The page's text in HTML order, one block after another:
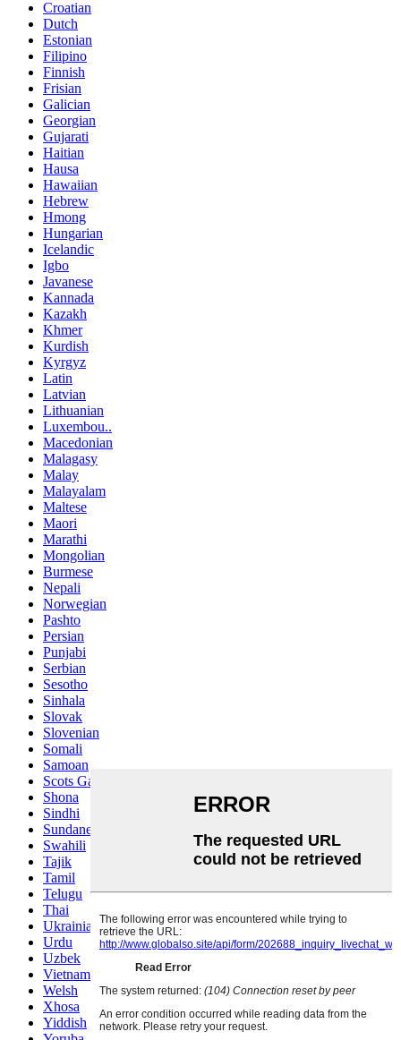
Croatian
Dutch
Estonian
Filipino
Finnish
Frisian
Galician
Georgian
Gujarati
Haitian
Hausa
Hawaiian
Hebrew
Hmong
Hungarian
Icelandic
Igbo
Javanese
Kannada
Kazakh
Khmer
Kurdish
Kyrgyz
Latin
Latvian
Lithuanian
Luxembou..
Macedonian
Malagasy
Malay
Malayalam
Maltese
Maori
Marathi
Mongolian
Burmese
Nepali
Norwegian
Pashto
Persian
Punjabi
Serbian
Sesotho
Sinhala
Slovak
Slovenian
Somali
Samoan
Scots Gaelic
Shona
Sindhi
Sundanese
Swahili
Tajik
Tamil
Telugu
Thai
Ukrainian
Urdu
Uzbek
Vietnamese
Welsh
Xhosa
Yiddish